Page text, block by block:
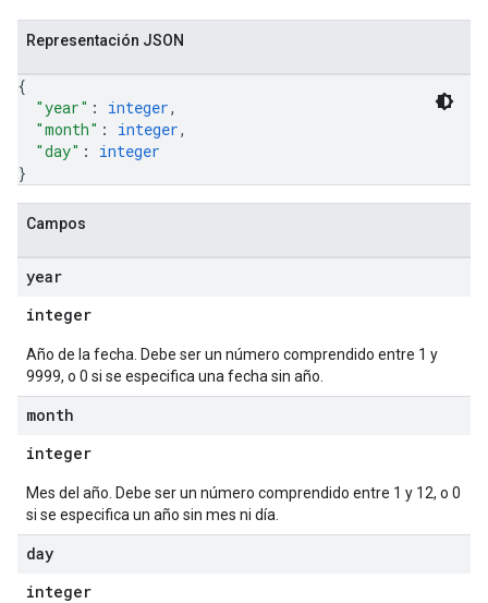
Representación JSON
{
"year" : integer,
"month" : integer,
"day" : integer
}
Campos
year
integer
Año de la fecha. Debe ser un número comprendido entre 1 y
9999, o 0 si se especifica una fecha sin año.
month
integer
Mes del año. Debe ser un número comprendido entre 1 y 12, o 0
si se especifica un año sin mes ni día.
day
integer